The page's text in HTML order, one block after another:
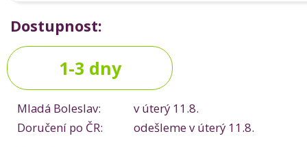
Dostupnost:
1-3 dny
Mladá Boleslav:
v úterý 11.8.
Doručení po ČR:
odešleme v úterý 11.8.